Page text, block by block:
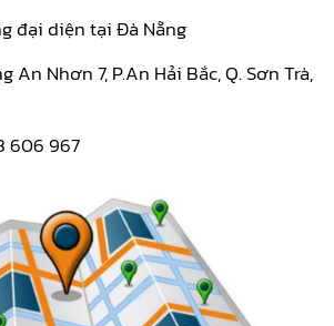
đại diện tại Đà Nẵng
An Nhơn 7, P.An Hải Bắc, Q. Sơn Trà,
606 967